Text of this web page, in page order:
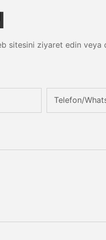
ziyaret edin veya
Telefon/